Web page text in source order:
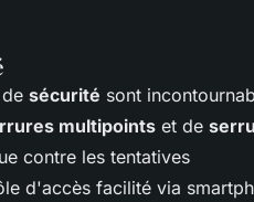
sécurité sont
multipoints et de
contre les tentatives
d'accès facilité via